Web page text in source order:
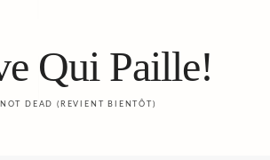
Qui Paille!
NOT DEAD (REVIENT BIENTÔT)